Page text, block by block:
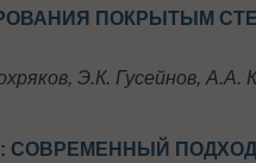
ПОКРЫТЫМ
Э.К. Гусейнов, А.А.
CОВРЕМЕННЫЙ